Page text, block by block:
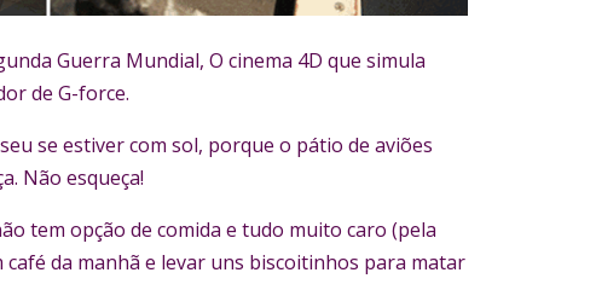
Guerra Mundial, O cinema 4D que simula
de G-force.
se estiver com sol, porque o pátio de aviões
Não esqueça!
tem opção de comida e tudo muito caro (pela
da manhã e levar uns biscoitinhos para matar